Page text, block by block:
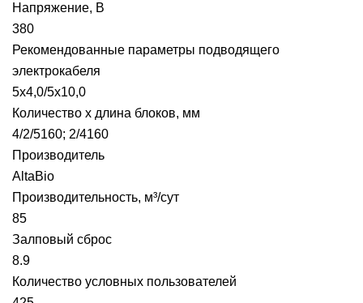
Напряжение, В
380
Рекомендованные параметры подводящего
электрокабеля
5х4,0/5х10,0
Количество х длина блоков, мм
4/2/5160; 2/4160
Производитель
AltaBio
Производительность, м³/сут
85
Залповый сброс
8.9
Количество условных пользователей